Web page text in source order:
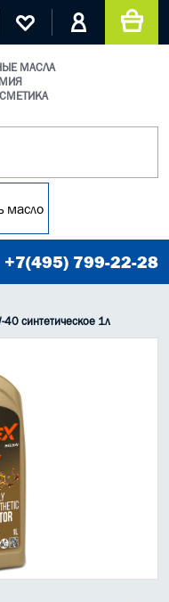
МАСЛА
масло
+7(495) 799-22-28
40 синтетическое 1л